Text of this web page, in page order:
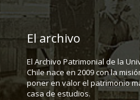
El archivo
El Archivo Patrimonial de la
Chile nace en 2009 con la
poner en valor el patrimonio
casa de estudios.